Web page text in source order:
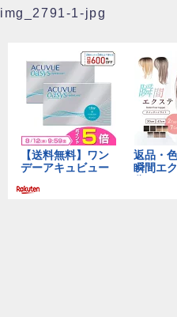
img_2791-1-jpg